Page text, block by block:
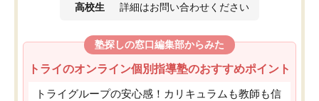
高校生 詳細はお問い合わせください
塾探しの窓口編集部からみた
トライのオンライン個別指導塾のおすすめポイント
トライグループの安心感！カリキュラムも教師も信